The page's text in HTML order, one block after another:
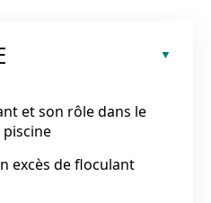
et son rôle dans le
piscine
excès de floculant